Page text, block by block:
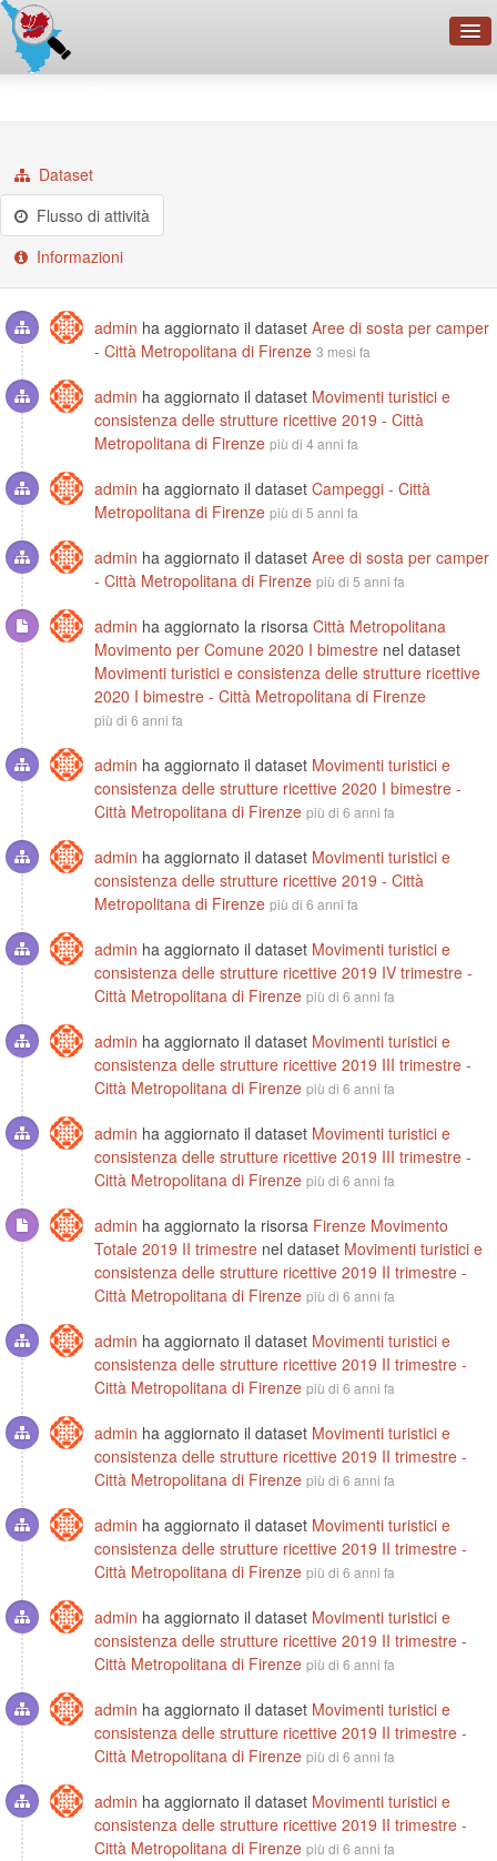
Dataset
Flusso di attività
Informazioni
admin ha aggiornato il dataset Aree di sosta per camper
- Città Metropolitana di Firenze 3 mesi fa
admin ha aggiornato il dataset Movimenti turistici e
consistenza delle strutture ricettive 2019 - Città
Metropolitana di Firenze più di 4 anni fa
admin ha aggiornato il dataset Campeggi - Città
Metropolitana di Firenze più di 5 anni fa
admin ha aggiornato il dataset Aree di sosta per camper
- Città Metropolitana di Firenze più di 5 anni fa
admin ha aggiornato la risorsa Città Metropolitana
Movimento per Comune 2020 I bimestre nel dataset
Movimenti turistici e consistenza delle strutture ricettive
2020 I bimestre - Città Metropolitana di Firenze
più di 6 anni fa
admin ha aggiornato il dataset Movimenti turistici e
consistenza delle strutture ricettive 2020 I bimestre -
Città Metropolitana di Firenze più di 6 anni fa
admin ha aggiornato il dataset Movimenti turistici e
consistenza delle strutture ricettive 2019 - Città
Metropolitana di Firenze più di 6 anni fa
admin ha aggiornato il dataset Movimenti turistici e
consistenza delle strutture ricettive 2019 IV trimestre -
Città Metropolitana di Firenze più di 6 anni fa
admin ha aggiornato il dataset Movimenti turistici e
consistenza delle strutture ricettive 2019 III trimestre -
Città Metropolitana di Firenze più di 6 anni fa
admin ha aggiornato il dataset Movimenti turistici e
consistenza delle strutture ricettive 2019 III trimestre -
Città Metropolitana di Firenze più di 6 anni fa
admin ha aggiornato la risorsa Firenze Movimento
Totale 2019 II trimestre nel dataset Movimenti turistici e
consistenza delle strutture ricettive 2019 II trimestre -
Città Metropolitana di Firenze più di 6 anni fa
admin ha aggiornato il dataset Movimenti turistici e
consistenza delle strutture ricettive 2019 II trimestre -
Città Metropolitana di Firenze più di 6 anni fa
admin ha aggiornato il dataset Movimenti turistici e
consistenza delle strutture ricettive 2019 II trimestre -
Città Metropolitana di Firenze più di 6 anni fa
admin ha aggiornato il dataset Movimenti turistici e
consistenza delle strutture ricettive 2019 II trimestre -
Città Metropolitana di Firenze più di 6 anni fa
admin ha aggiornato il dataset Movimenti turistici e
consistenza delle strutture ricettive 2019 II trimestre -
Città Metropolitana di Firenze più di 6 anni fa
admin ha aggiornato il dataset Movimenti turistici e
consistenza delle strutture ricettive 2019 II trimestre -
Città Metropolitana di Firenze più di 6 anni fa
admin ha aggiornato il dataset Movimenti turistici e
consistenza delle strutture ricettive 2019 II trimestre -
Città Metropolitana di Firenze più di 6 anni fa